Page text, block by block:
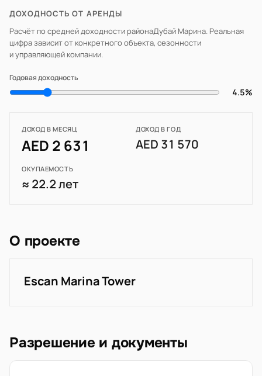
ДОХОДНОСТЬ ОТ АРЕНДЫ
Расчёт по средней доходности районаДубай Марина. Реальная
цифра зависит от конкретного объекта, сезонности
и управляющей компании.
Годовая доходность
4.5%
ДОХОД В МЕСЯЦ
AED 2 631
ДОХОД В ГОД
AED 31 570
ОКУПАЕМОСТЬ
≈ 22.2 лет
О проекте
Escan Marina Tower
Разрешение и документы